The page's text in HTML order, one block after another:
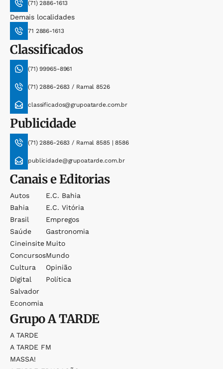
(71) 2886-1613
Demais localidades
71 2886-1613
Classificados
(71) 99965-8961
(71) 2886-2683 / Ramal 8526
classificados@grupoatarde.com.br
Publicidade
(71) 2886-2683 / Ramal 8585 | 8586
publicidade@grupoatarde.com.br
Canais e Editorias
Autos
Bahia
Brasil
Saúde
Cineinsite
Concursos
Cultura
Digital
Salvador
Economia
E.c. Bahia
E.c. Vitória
Empregos
Gastronomia
Muito
Mundo
Opinião
Política
GrupoA TARDE
A TARDE
A TARDE FM
MASSA!